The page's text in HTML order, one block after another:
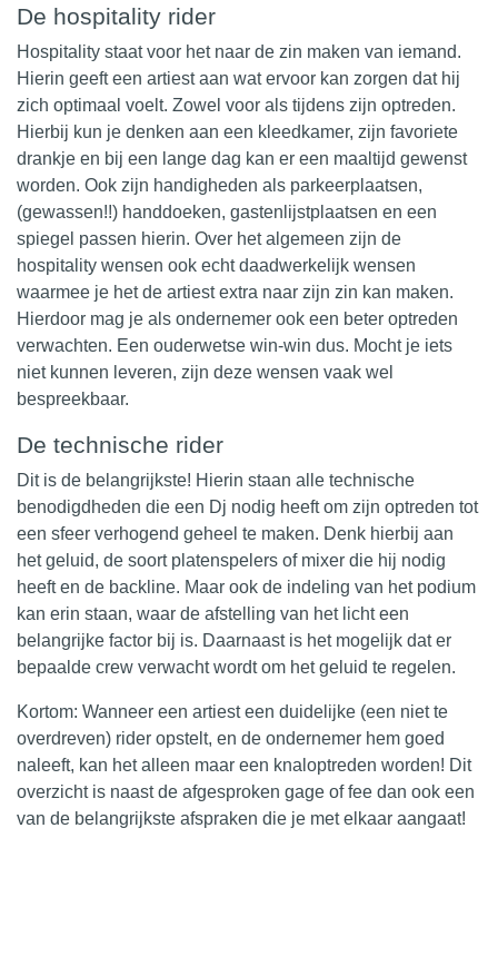
De hospitality rider
Hospitality staat voor het naar de zin maken van iemand.
Hierin geeft een artiestaan wat ervoor kan zorgen dat hij
zich optimaal voelt. Zowel voor als tijdens zijn optreden.
Hierbij kun je denken aan een kleedkamer, zijn favoriete
drankje en bij een lange dag kan er een maaltijd gewenst
worden. Ook zijn handigheden als parkeerplaatsen,
(gewassen!!) handdoeken, gastenlijstplaatsen en een
spiegel passen hierin. Over het algemeen zijn de
hospitality wensen ook echt daadwerkelijk wensen
waarmee je het de artiest extra naar zijn zin kan maken.
Hierdoor mag je als ondernemer ook een beter optreden
verwachten. Een ouderwetse win-win dus. Mocht je iets
niet kunnen leveren, zijn deze wensen vaak wel
bespreekbaar.
De technische rider
Dit is de belangrijkste! Hierin staan alle technische
benodigdheden die een Dj nodig heeft om zijn optreden tot
een sfeer verhogend geheel te maken. Denk hierbij aan
het geluid, de soort platenspelers of mixer die hij nodig
heeft en de backline. Maar ook de indeling van het podium
kan erin staan, waar de afstelling van het licht een
belangrijke factor bij is. Daarnaast is het mogelijk dat er
bepaalde crew verwacht wordt om het geluid te regelen.
Kortom: Wanneer een artiest een duidelijke (een niet te
overdreven) rider opstelt, en de ondernemer hem goed
naleeft, kan het alleen maar een knaloptreden worden! Dit
overzicht is naast de afgesproken gage of fee dan ook een
van de belangrijkste afspraken die je met elkaar aangaat!